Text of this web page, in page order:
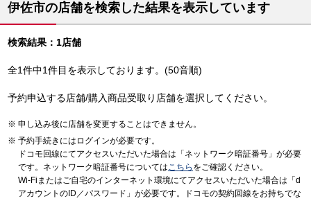
伊佐市の店舗を検索した結果を表示しています
検索結果：1店舗
全1件中1件目を表示しております。(50音順)
予約申込する店舗/購入商品受取り店舗を選択してください。
申し込み後に店舗を変更することはできません。
予約手続きにはログインが必要です。
ドコモ回線にてアクセスいただいた場合は「ネットワーク暗証番号」が必要
です。ネットワーク暗証番号についてはこちら をご確認ください。
Wi-Fiまたはご自宅のインターネット環境にてアクセスいただいた場合は「d
アカウントのID／パスワード」が必要です。ドコモの契約回線をお持ちでな